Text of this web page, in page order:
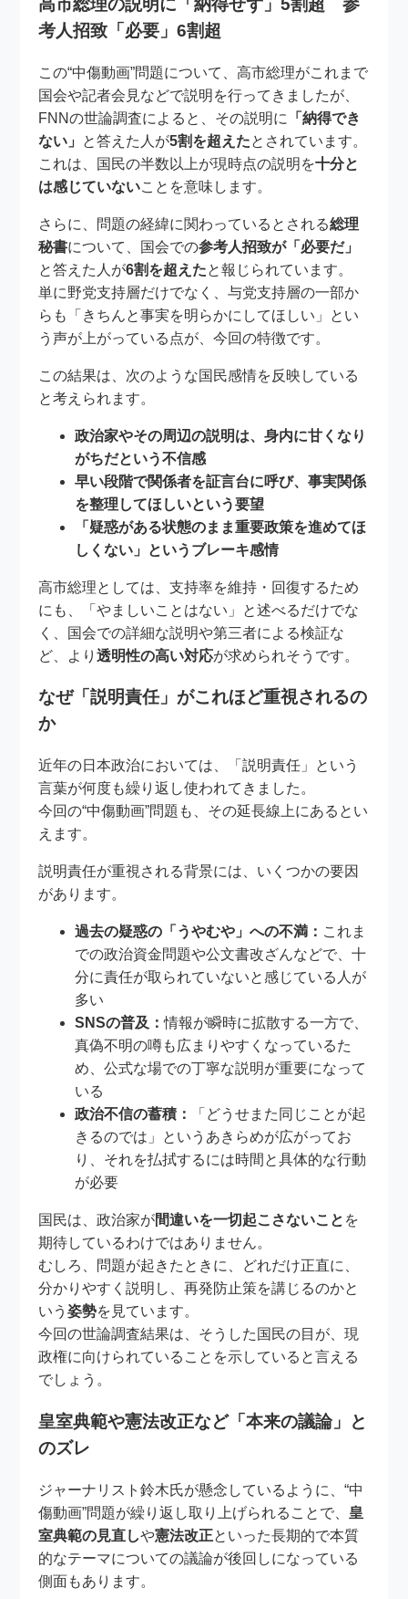
高市総理の説明に「納得せず」5割超 参
考人招致「必要」6割超
この“中傷動画”問題について、高市総理がこれまで
国会や記者会見などで説明を行ってきましたが、
FNNの世論調査によると、その説明に
「納得でき
ない」 と答えた人が5割を超えたとされています。
これは、国民の半数以上が現時点の説明を十分と
は感じていないことを意味します。
さらに、問題の経緯に関わっているとされる総理
秘書について、国会での参考人招致が「必要だ」
と答えた人が6割を超えたと報じられています。
単に野党支持層だけでなく、与党支持層の一部か
らも「きちんと事実を明らかにしてほしい」とい
う声が上がっている点が、今回の特徴です。
この結果は、次のような国民感情を反映している
と考えられます。
政治家やその周辺の説明は、身内に甘くなり
がちだという不信感
早い段階で関係者を証言台に呼び、事実関係
を整理してほしいという要望
「疑惑がある状態のまま重要政策を進めてほ
しくない」というブレーキ感情
高市総理としては、支持率を維持・回復するため
にも、「やましいことはない」と述べるだけでな
く、国会での詳細な説明や第三者による検証な
ど、より透明性の高い対応が求められそうです。
なぜ「説明責任」がこれほど重視されるの
か
近年の日本政治においては、「説明責任」という
言葉が何度も繰り返し使われてきました。
今回の“中傷動画”問題も、その延長線上にあるとい
えます。
説明責任が重視される背景には、いくつかの要因
があります。
過去の疑惑の「うやむや」への不満： これま
での政治資金問題や公文書改ざんなどで、十
分に責任が取られていないと感じている人が
多い
SNSの普及：情報が瞬時に拡散する一方で、
真偽不明の噂も広まりやすくなっているた
め、公式な場での丁寧な説明が重要になって
いる
政治不信の蓄積：
「どうせまた同じことが起
きるのでは」というあきらめが広がってお
り、それを払拭するには時間と具体的な行動
が必要
国民は、政治家が間違いを一切起こさないこと を
期待しているわけではありません。
むしろ、問題が起きたときに、どれだけ正直に、
分かりやすく説明し、再発防止策を講じるのかと
いう姿勢を見ています。
今回の世論調査結果は、そうした国民の目が、現
政権に向けられていることを示していると言える
でしょう。
皇室典範や憲法改正など「本来の議論」と
のズレ
ジャーナリスト鈴木氏が懸念しているように、“中
傷動画”問題が繰り返し取り上げられることで、 皇
室典範の見直しや憲法改正といった長期的で本質
的なテーマについての議論が後回しになっている
側面もあります。